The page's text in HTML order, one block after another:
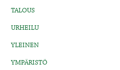
TALOUS
URHEILU
YLEINEN
YMPÄRISTÖ